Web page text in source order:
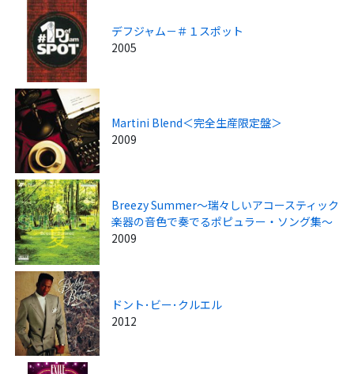
デフジャム－＃１スポット
2005
Martini Blend＜完全生産限定盤＞
2009
Breezy Summer～瑞々しいアコースティック
楽器の音色で奏でるポピュラー・ソング集～
2009
ドント･ビー･クルエル
2012